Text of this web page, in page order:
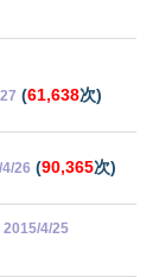
(61,638次)
26 (90,365次)
2015/4/25